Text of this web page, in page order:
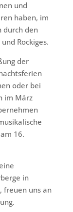
und
haben, im
durch den
Rockiges.
der
oder bei
im März
16.
in
freuen uns an